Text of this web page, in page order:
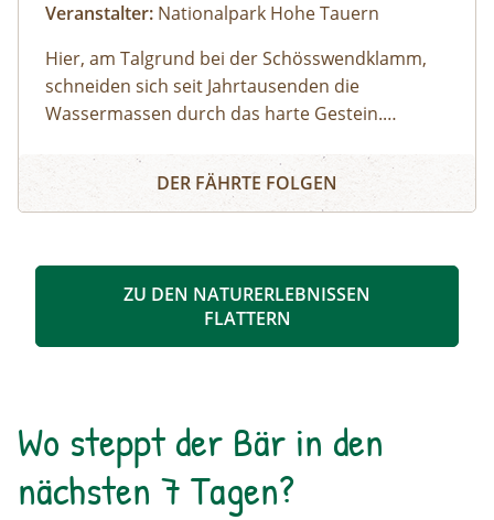
Veranstalter: Nationalpark Hohe Tauern
Hier, am Talgrund bei der Schösswendklamm,
schneiden sich seit Jahrtausenden die
Wassermassen durch das harte Gestein.
Kolke und kleine Wasserfälle entstanden. Der
Klamm folgend geht es weiter bis zum Hintersee
mit Blick über den Talschluss mit seinen
Schösswendklamm und Hintersee
DER FÄHRTE FOLGEN
ZU DEN NATURERLEBNISSEN
FLATTERN
Wo steppt der Bär in den
nächsten 7 Tagen?